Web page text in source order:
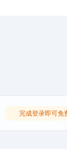
完成登录即可免